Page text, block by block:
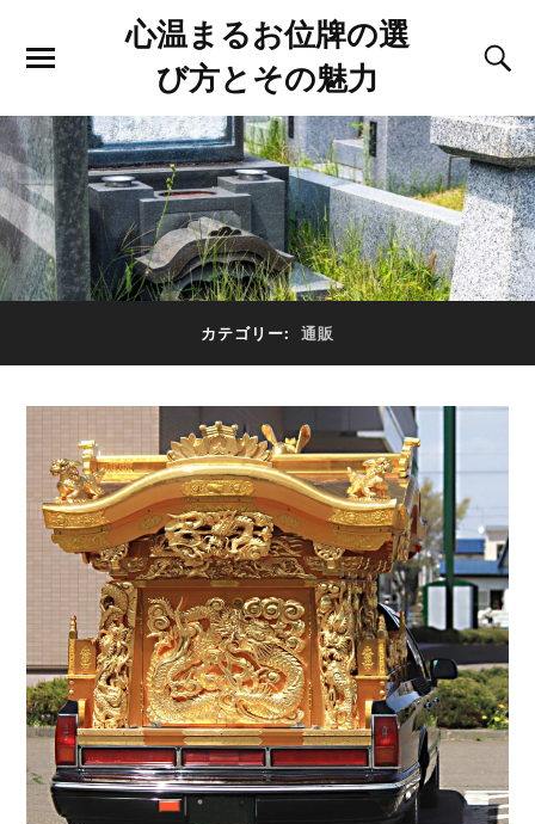
心温まるお位牌の選
び方とその魅力
カテゴリー: 通販